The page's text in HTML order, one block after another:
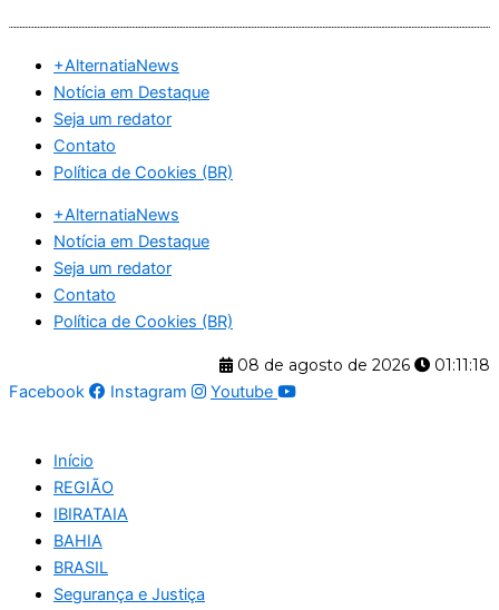
conteúdo
+AlternatiaNews
Notícia em Destaque
Seja um redator
Contato
Política de Cookies (BR)
+AlternatiaNews
Notícia em Destaque
Seja um redator
Contato
Política de Cookies (BR)
08 de agosto de 2026
01:11:18
Facebook
Instagram Youtube
Início
REGIÃO
IBIRATAIA
BAHIA
BRASIL
Segurança e Justiça